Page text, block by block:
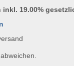
19.00%